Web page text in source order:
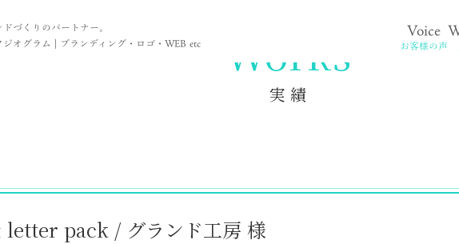
づくりのパートナー。
オグラム | ブランディング・ロゴ・WEB etc
Voice
お客様の声
Works
実 績
letter pack / グランド工房 様